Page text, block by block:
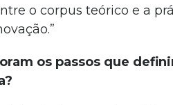
o corpus teórico e a
os passos que